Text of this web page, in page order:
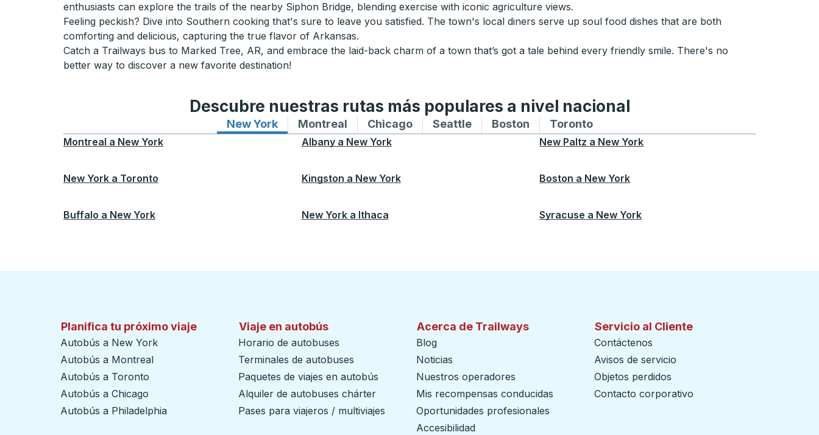
enthusiasts can explore the trails of the nearby Siphon Bridge, blending exercise with iconic agriculture views.
Feeling peckish? Dive into Southern cooking that's sure to leave you satisfied. The town's local diners serve up soul food dishes that are both
comforting and delicious, capturing the true flavor of Arkansas.
Catch a Trailways bus to Marked Tree, AR, and embrace the laid-back charm of a town that’s got a tale behind every friendly smile. There's no
better way to discover a new favorite destination!
Descubre nuestras rutas más populares a nivel nacional
New YorkRutas de autobuses hacia y desde New York
Montreal Rutas de autobuses hacia y desde Montreal
ChicagoRutas de autobuses hacia y desde Chicago
SeattleRutas de autobuses hacia y desde Seattle
Boston Rutas de autobuses hacia y desde Boston
TorontoRutas de autobuses hacia y desde
Montreal a New York Albany a New York New Paltz a New York
New York a Toronto Kingston a New York Boston a New York
Buffalo a New York New York a Ithaca Syracuse a New York
Planifica tu próximo viaje
Autobús a New York
Autobús a Montreal
Autobús a Toronto
Autobús a Chicago
Autobús a Philadelphia
Viaje en autobús
Horario de autobuses
Terminales de autobuses
Paquetes de viajes en autobús
Alquiler de autobuses chárter
Pases para viajeros / multiviajes
Acerca de Trailways
Blog
Noticias
Nuestros operadores
Mis recompensas conducidas
Oportunidades profesionales
Accesibilidad
Servicio al Cliente
Contáctenos
Avisos de servicio
Objetos perdidos
Contacto corporativo